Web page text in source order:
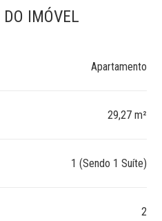
DO IMÓVEL
Apartamento
29,27 m²
1 (Sendo 1 Suíte)
2